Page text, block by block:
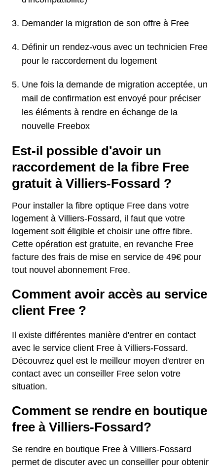
Demander la migration de son offre à Free
Définir un rendez-vous avec un technicien Free
pour le raccordement du logement
Une fois la demande de migration acceptée, un
mail de confirmation est envoyé pour préciser
les éléments à rendre en échange de la
nouvelle Freebox
Est-il possible d'avoir un
raccordement de la fibre Free
gratuit à Villiers-Fossard ?
Pour installer la fibre optique Free dans votre
logement à Villiers-Fossard, il faut que votre
logement soit éligible et choisir une offre fibre.
Cette opération est gratuite, en revanche Free
facture des frais de mise en service de 49€ pour
tout nouvel abonnement Free.
Comment avoir accès au service
client Free ?
Il existe différentes manière d'entrer en contact
avec le service client Free à Villiers-Fossard.
Découvrez quel est le meilleur moyen d'entrer en
contact avec un conseiller Free selon votre
situation.
Comment se rendre en boutique
free à Villiers-Fossard?
Se rendre en boutique Free à Villiers-Fossard
permet de discuter avec un conseiller pour obtenir